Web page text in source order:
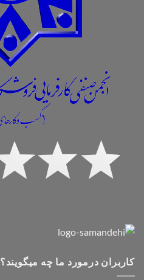
کاربران درمورد ما چه میگویند؟